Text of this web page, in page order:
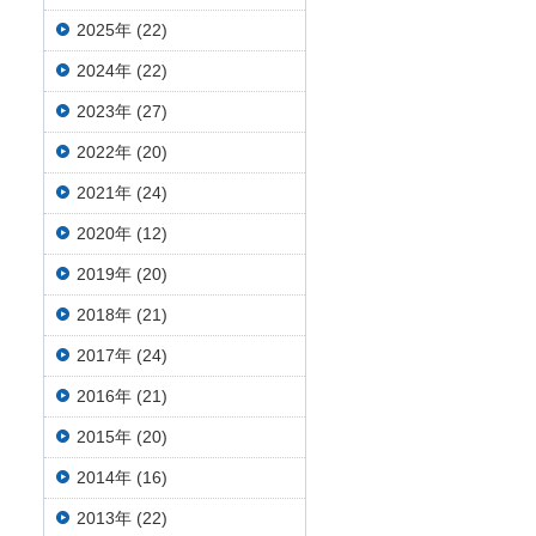
2025年 (22)
2024年 (22)
2023年 (27)
2022年 (20)
2021年 (24)
2020年 (12)
2019年 (20)
2018年 (21)
2017年 (24)
2016年 (21)
2015年 (20)
2014年 (16)
2013年 (22)